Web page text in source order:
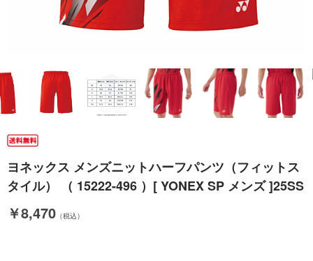
ヨネックス メンズニットハーフパンツ（フィットス
タイル） （ 15222-496 ）[ YONEX SP メンズ ]25SS
￥8,470 （税込）